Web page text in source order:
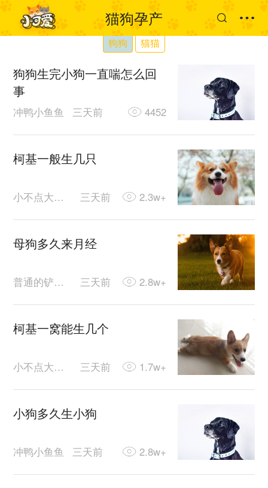
猫狗孕产
狗狗 猫猫
狗狗生完小狗一直喘怎么回
事
冲鸭小鱼鱼 三天前 4452
柯基一般生几只
小不点大可爱 三天前 2.3w+
母狗多久来月经
普通的铲屎官 三天前 2.8w+
柯基一窝能生几个
小不点大可爱 三天前 1.7w+
小狗多久生小狗
冲鸭小鱼鱼 三天前 2.8w+